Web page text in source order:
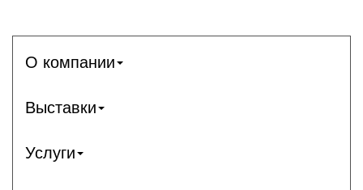
О компании
Выставки
Услуги